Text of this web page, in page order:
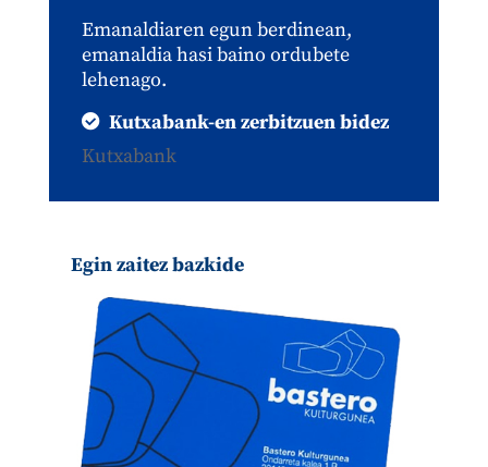
Emanaldiaren egun berdinean,
emanaldia hasi baino ordubete
lehenago.
Kutxabank-en zerbitzuen bidez
Kutxabank
Egin zaitez bazkide